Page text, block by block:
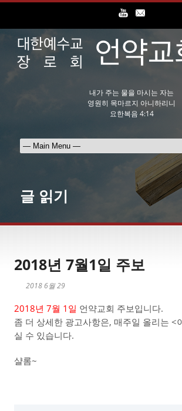
내가 주는 물을 마시는 자는
영원히 목마르지 아니하리니
요한복음 4:14
글 읽기
2018년 7월1일 주보
2018 6월 29
2018년 7월 1일 언약교회 주보입니다.
좀 더 상세한 광고사항은, 매주일 올리는 <
실 수 있습니다.
샬롬~